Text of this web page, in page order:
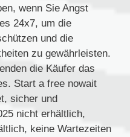
wenn Sie Angst
24x7, um die
und die
zu gewährleisten.
die Käufer das
Start a free nowait
sicher und
nicht erhältlich,
keine Wartezeiten